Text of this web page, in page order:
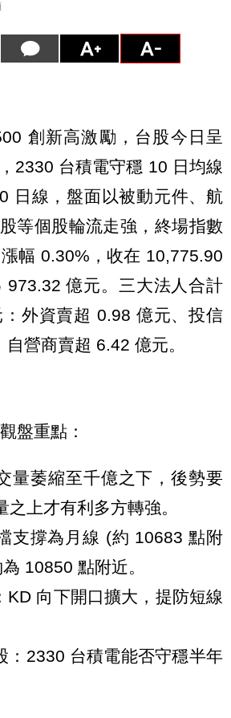
創新高激勵，台股今日呈
2330 台積電守穩 10 日均線
日線，盤面以被動元件、航
等個股輪流走強，終場指數
漲幅 0.30%，收在 10,775.90
973.32 億元。三大法人合計
外資賣超 0.98 億元、投信
營商賣超 6.42 億元。
盤重點：
量萎縮至千億之下，後勢要
上才有利多方轉強。
支撐為月線 (約 10683 點附
10850 點附近。
KD 向下開口擴大，提防短線
：2330 台積電能否守穩半年